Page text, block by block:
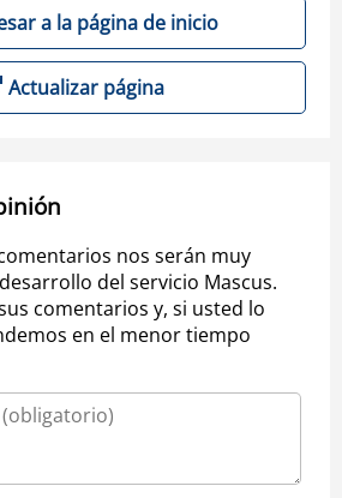
a la página de inicio
Actualizar página
nos serán muy
del servicio Mascus.
comentarios y, si usted lo
en el menor tiempo